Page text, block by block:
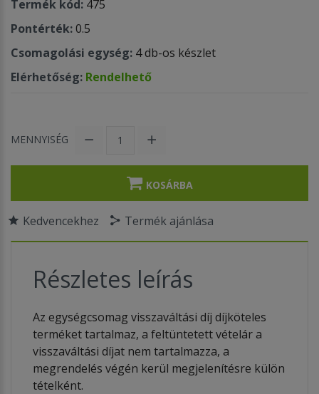
Termék kód: 475
Pontérték:0.5
Csomagolási egység: 4 db-os készlet
Elérhetőség: Rendelhető
MENNYISÉG
KOSÁRBA
Kedvencekhez Termék ajánlása
Részletes leírás
Az egységcsomag visszaváltási díj díjköteles
terméket tartalmaz, a feltüntetett vételár a
visszaváltási díjat nem tartalmazza, a
megrendelés végén kerül megjelenítésre külön
tételként.